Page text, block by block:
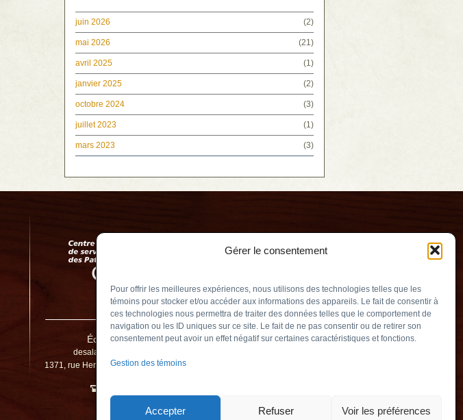
Gérer le consentement
Pour offrir les meilleures expériences, nous utilisons des technologies telles que les
témoins pour stocker et/ou accéder aux informations des appareils. Le fait de consentir à
ces technologies nous permettra de traiter des données telles que le comportement de
navigation ou les ID uniques sur ce site. Le fait de ne pas consentir ou de retirer son
consentement peut avoir un effet négatif sur certaines caractéristiques et fonctions.
Gestion des témoins
Accepter Refuser Voir les préférences
juin 2026 (2)
mai 2026 (21)
avril 2025 (1)
janvier 2025 (2)
octobre 2024 (3)
juillet 2023 (1)
mars 2023 (3)
École De Salaberry
desalaberry@cssp.gouv.qc.ca
1371, rue Hertel, Chambly (Québec) J3L 2M5